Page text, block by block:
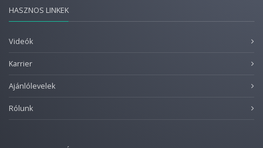
HASZNOS LINKEK
Videók
Karrier
Ajánlólevelek
Rólunk